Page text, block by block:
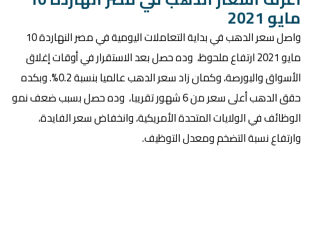
مايو 2021
واصل سعر الدهب في بداية التعاملات اليومية في مصر النهاردة 10
مايو 2021 ارتفاع ملحوظ، وده حصل بعد الاستقرار في أوقات إغلاق
الأسواق والبورصة، وكمان زاد سعر الدهب عالميا بنسبة 0.2%. وبكده
حقق الدهب أعلى سعر من 6 شهور تقريبا، وده حصل بسبب ضعف نمو
الوظائف في الولايات المتحدة الأمريكية، وانخفاض سعر الفايدة،
وارتفاع نسبة التضخم ومعدل التوظيف.